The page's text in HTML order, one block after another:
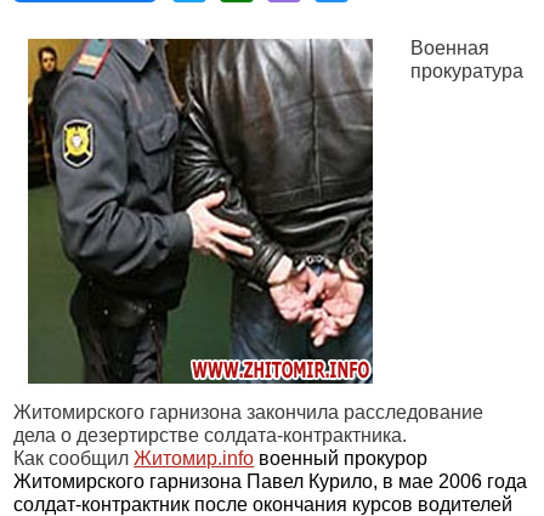
Военная
прокуратура
Житомирского гарнизона закончила расследование
дела о дезертирстве солдата-контрактника.
Как сообщилЖитомир.info военный прокурор
Житомирского гарнизона Павел Курило, в мае 2006 года
солдат-контрактник после окончания курсов водителей